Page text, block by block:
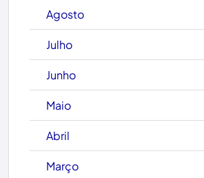
Brumado
Caculé
Caetanos
Caetité
Candiba
Agosto
Julho
Junho
Maio
Abril
Março